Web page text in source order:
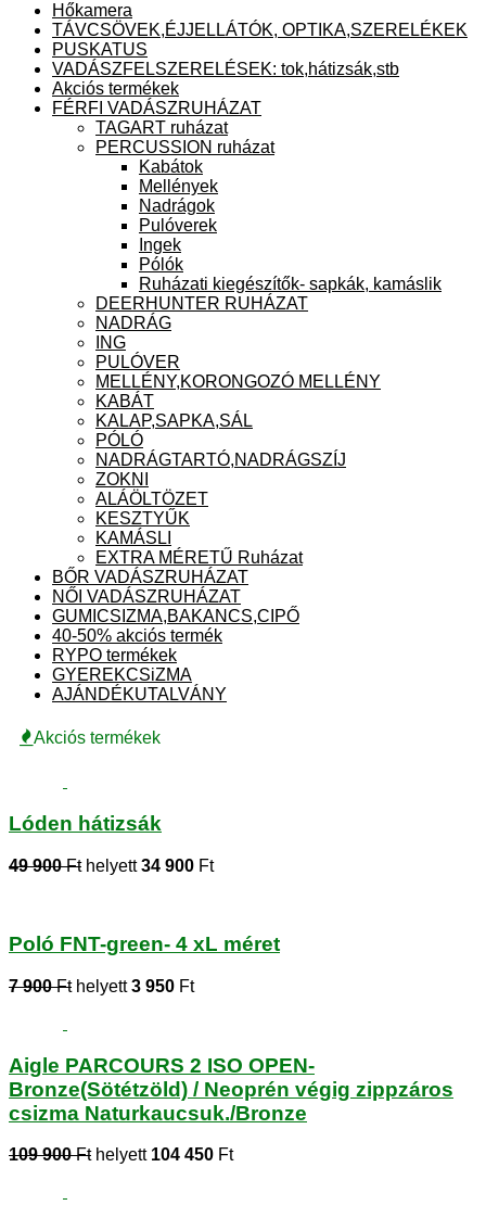
Hőkamera
TÁVCSÖVEK,ÉJJELLÁTÓK, OPTIKA,SZERELÉKEK
PUSKATUS
VADÁSZFELSZERELÉSEK: tok,hátizsák,stb
Akciós termékek
FÉRFI VADÁSZRUHÁZAT
TAGART ruházat
PERCUSSION ruházat
Kabátok
Mellények
Nadrágok
Pulóverek
Ingek
Pólók
Ruházati kiegészítők- sapkák, kamáslik
DEERHUNTER RUHÁZAT
NADRÁG
ING
PULÓVER
MELLÉNY,KORONGOZÓ MELLÉNY
KABÁT
KALAP,SAPKA,SÁL
PÓLÓ
NADRÁGTARTÓ,NADRÁGSZÍJ
ZOKNI
ALÁÖLTÖZET
KESZTYŰK
KAMÁSLI
EXTRA MÉRETŰ Ruházat
BŐR VADÁSZRUHÁZAT
NŐI VADÁSZRUHÁZAT
GUMICSIZMA,BAKANCS,CIPŐ
40-50% akciós termék
RYPO termékek
GYEREKCSiZMA
AJÁNDÉKUTALVÁNY
Akciós termékek
Lóden hátizsák
49 900 Fthelyett34 900 Ft
Poló FNT-green- 4 xL méret
7 900 Fthelyett3 950 Ft
Aigle PARCOURS 2 ISO OPEN-
Bronze(Sötétzöld) / Neoprén végig zippzáros
csizma Naturkaucsuk./Bronze
109 900 Fthelyett 104 450 Ft